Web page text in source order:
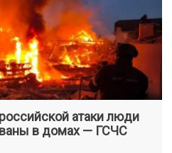
атаки люди
в домах — ГСЧС